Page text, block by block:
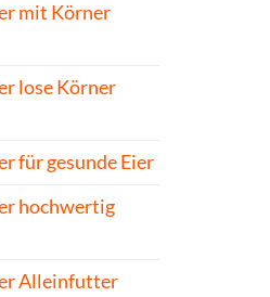
mit Körner
lose Körner
für gesunde Eier
hochwertig
Alleinfutter